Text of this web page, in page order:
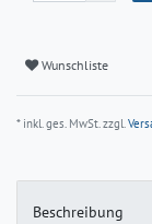
Wunschliste
* inkl. ges. MwSt. zzgl.
Beschreibung